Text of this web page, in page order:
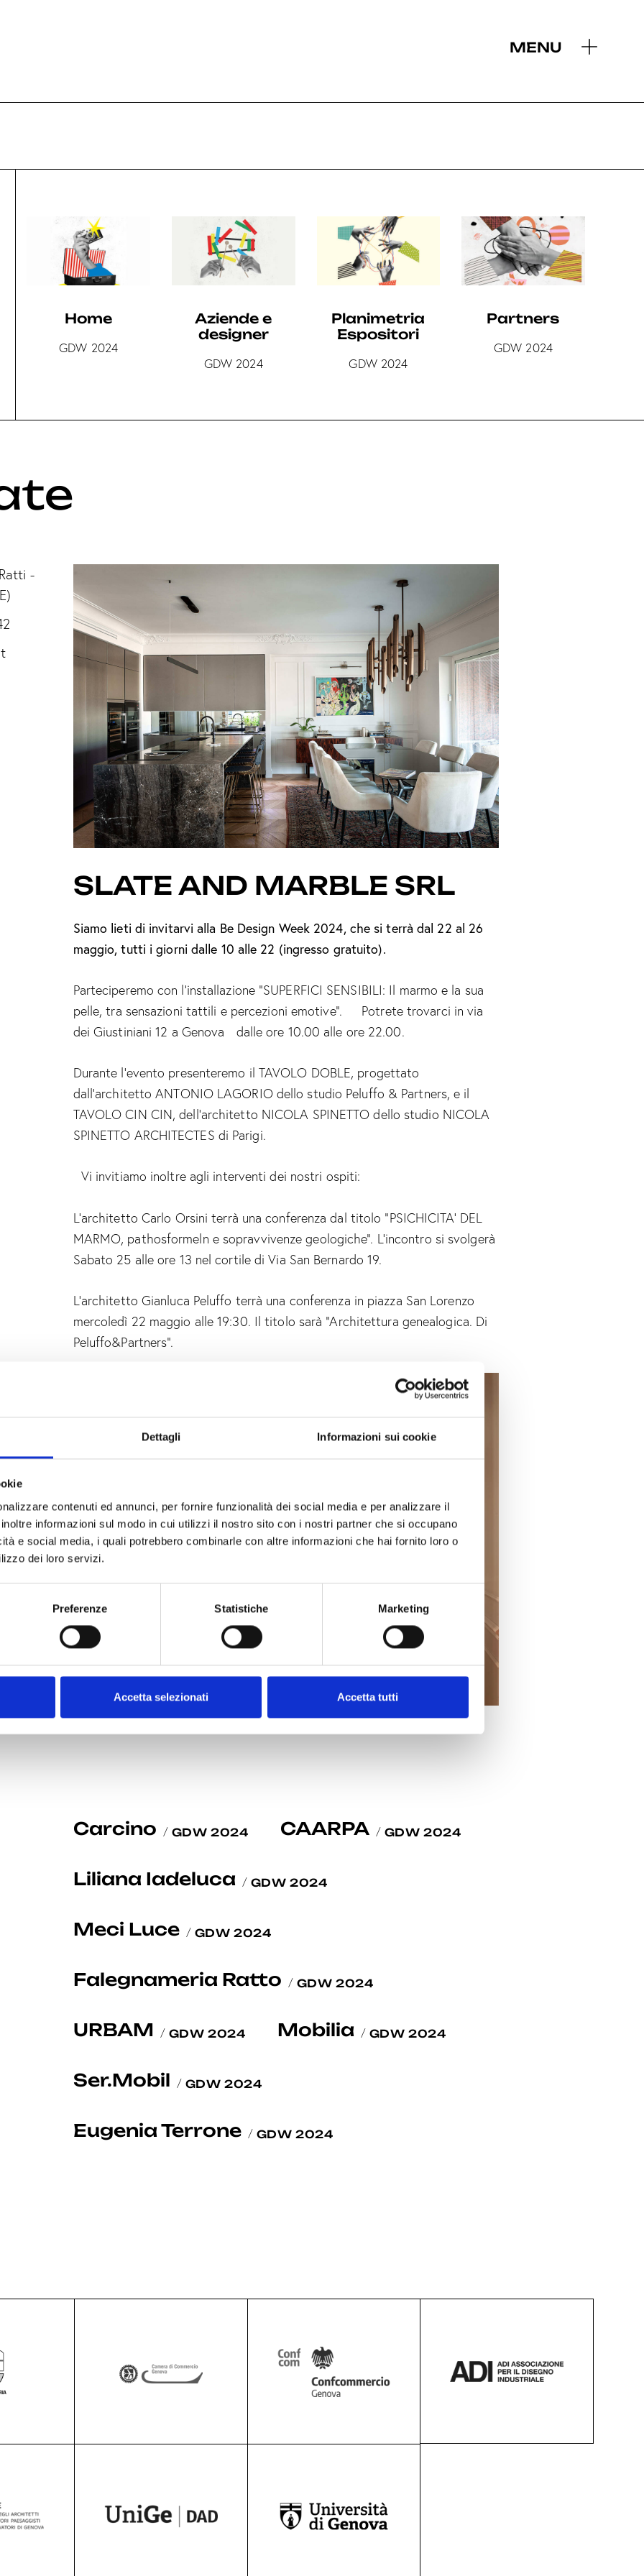
Dettagli Informazioni sui cookie
contenuti ed annunci, per fornire funzionalità dei social media e per analizzare il
informazioni sul modo in cui utilizzi il nostro sito con i nostri partner che si occupano
e social media, i quali potrebbero combinarle con altre informazioni che hai fornito loro o
dei loro servizi.
Preferenze Statistiche Marketing
Accetta selezionati Accetta tutti
MENU
Home
GDW 2024
Aziende e
designer
GDW 2024
Planimetria
Espositori
GDW 2024
Partners
GDW 2024
-
SLATE AND MARBLE SRL
Siamo lieti di invitarvi alla Be Design Week 2024, che si terrà dal 22 al 26
maggio, tutti i giorni dalle 10 alle 22 (ingresso gratuito).
Parteciperemo con l’installazione “SUPERFICI SENSIBILI: Il marmo e la sua
pelle, tra sensazioni tattili e percezioni emotive”. Potrete trovarci in via
dei Giustiniani 12 a Genova dalle ore 10.00 alle ore 22.00.
Durante l’evento presenteremo il TAVOLO DOBLE, progettato
dall’architetto ANTONIO LAGORIO dello studio Peluffo & Partners, e il
TAVOLO CIN CIN, dell’architetto NICOLA SPINETTO dello studio NICOLA
SPINETTO ARCHITECTES di Parigi.
Vi invitiamo inoltre agli interventi dei nostri ospiti:
L’architetto Carlo Orsini terrà una conferenza dal titolo “PSICHICITA’ DEL
MARMO, pathosformeln e sopravvivenze geologiche”. L’incontro si svolgerà
Sabato 25 alle ore 13 nel cortile di Via San Bernardo 19.
L’architetto Gianluca Peluffo terrà una conferenza in piazza San Lorenzo
mercoledì 22 maggio alle 19:30. Il titolo sarà “Architettura genealogica. Di
Peluffo&Partners”.
GDW 2024
Carcino GDW 2024
CAARPA
GDW 2024
Liliana Iadeluca
GDW 2024
Meci Luce
GDW 2024
Falegnameria Ratto
GDW 2024
URBAM GDW 2024
Mobilia
GDW 2024
Ser.Mobil
GDW 2024
Eugenia Terrone